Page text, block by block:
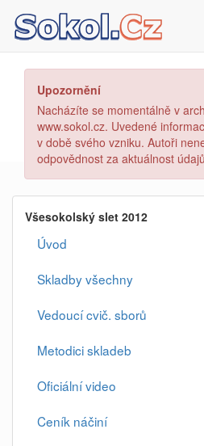
Upozornění
Nacházíte se momentálně v
www.sokol.cz. Uvedené
v době svého vzniku. Autoři
odpovědnost za aktuálnost
Všesokolský slet 2012
Úvod
Skladby všechny
Vedoucí cvič. sborů
Metodici skladeb
Oficiální video
Ceník náčiní